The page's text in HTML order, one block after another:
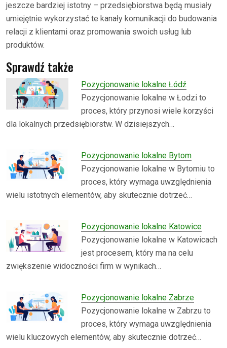
jeszcze bardziej istotny – przedsiębiorstwa będą musiały
umiejętnie wykorzystać te kanały komunikacji do budowania
relacji z klientami oraz promowania swoich usług lub
produktów.
Sprawdź także
Pozycjonowanie lokalne Łódź
Pozycjonowanie lokalne w Łodzi to
proces, który przynosi wiele korzyści
dla lokalnych przedsiębiorstw. W dzisiejszych…
Pozycjonowanie lokalne Bytom
Pozycjonowanie lokalne w Bytomiu to
proces, który wymaga uwzględnienia
wielu istotnych elementów, aby skutecznie dotrzeć…
Pozycjonowanie lokalne Katowice
Pozycjonowanie lokalne w Katowicach
jest procesem, który ma na celu
zwiększenie widoczności firm w wynikach…
Pozycjonowanie lokalne Zabrze
Pozycjonowanie lokalne w Zabrzu to
proces, który wymaga uwzględnienia
wielu kluczowych elementów, aby skutecznie dotrzeć…